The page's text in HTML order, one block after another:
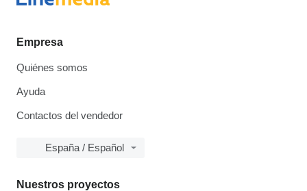
Empresa
Quiénes somos
Ayuda
Contactos del vendedor
España / Español
Nuestros proyectos